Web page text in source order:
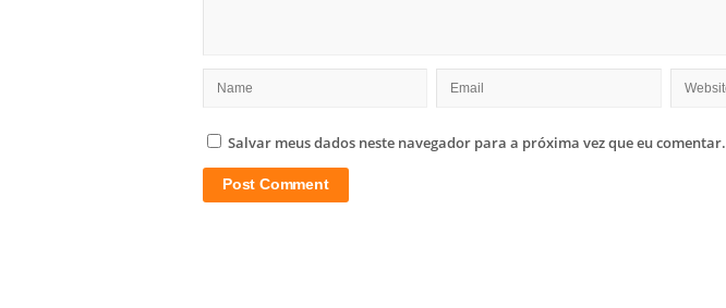
Salvar meus dados neste navegador para a próxima vez que eu comentar.